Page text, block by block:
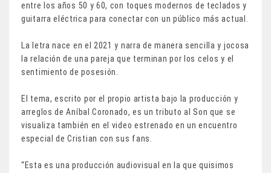
entre los años 50 y 60, con toques modernos de teclados y
guitarra eléctrica para conectar con un público más actual.
La letra nace en el 2021 y narra de manera sencilla y jocosa
la relación de una pareja que terminan por los celos y el
sentimiento de posesión.
El tema, escrito por el propio artista bajo la producción y
arreglos de Aníbal Coronado, es un tributo al Son que se
visualiza también en el video estrenado en un encuentro
especial de Cristian con sus fans.
“Esta es una producción audiovisual en la que quisimos